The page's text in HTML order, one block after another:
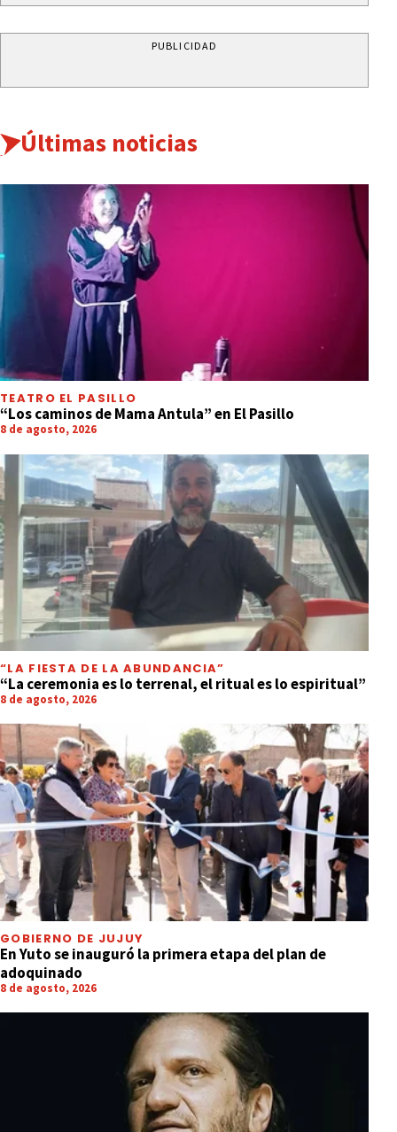
PUBLICIDAD
Últimas noticias
TEATRO EL PASILLO
“Los caminos de Mama Antula” en El Pasillo
8 de agosto, 2026
“LA FIESTA DE LA ABUNDANCIA”
“La ceremonia es lo terrenal, el ritual es lo espiritual”
8 de agosto, 2026
GOBIERNO DE JUJUY
En Yuto se inauguró la primera etapa del plan de
adoquinado
8 de agosto, 2026